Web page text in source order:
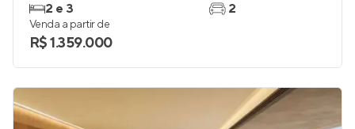
2 e 3
2
Venda a partir de
R$ 1.359.000